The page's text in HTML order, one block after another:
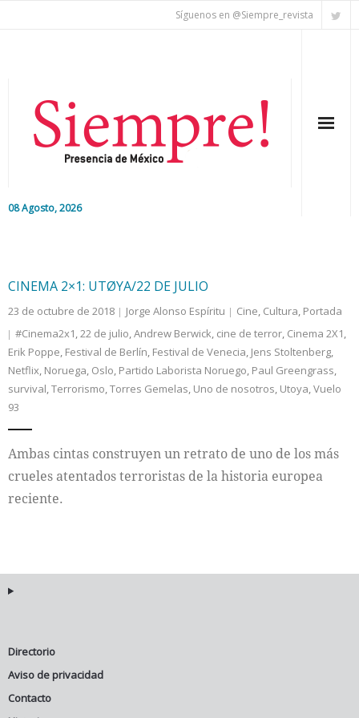
Síguenos en @Siempre_revista
08 Agosto, 2026
Nacional
Colaboradores
Internacional
CINEMA 2×1: UTØYA/22 DE JULIO
23 de octubre de 2018 Jorge Alonso Espíritu Cine, Cultura, Portada
#Cinema2x1,22 de julio,Andrew Berwick, cine de terror, Cinema 2X1,
Erik Poppe, Festival de Berlín, Festival de Venecia, Jens Stoltenberg,
Netflix, Noruega, Oslo, Partido Laborista Noruego, Paul Greengrass,
survival,Terrorismo,Torres Gemelas, Uno de nosotros, Utoya,Vuelo
93
Ambas cintas construyen un retrato de uno de los más
crueles atentados terroristas de la historia europea
reciente.
Directorio
Aviso de privacidad
Contacto